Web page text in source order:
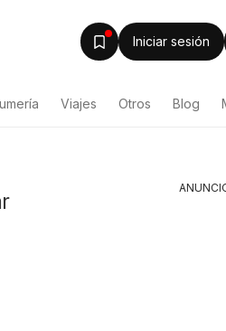
Iniciar sesión
Viajes Otros Blog